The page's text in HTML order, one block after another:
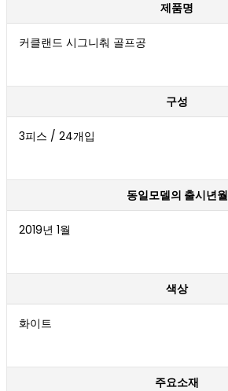
제품명
커클랜드 시그니춰 골프공
구성
3피스 / 24개입
동일모델의 출시년월
2019년 1월
색상
화이트
주요소재